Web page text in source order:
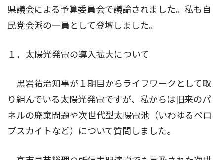
県議会による予算委員会で議論されました。私も自
民党会派の一員として登壇しました。
１．太陽光発電の導入拡大について
黒岩祐治知事が１期目からライフワークとして取
り組んでいる太陽光発電ですが、私からは旧来のパ
ネルの廃棄問題や次世代型太陽電池（いわゆるペロ
ブスカイトなど）について質問しました。